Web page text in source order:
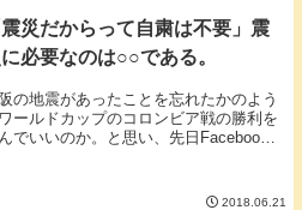
震災だからって自粛は不要」震
必要なのは○○である。
の地震があったことを忘れたかのよう
ールドカップのコロンビア戦の勝利を
でいいのか。と思い、先日Facebook
で自粛しても何の解決にもならない。■
2018.06.21